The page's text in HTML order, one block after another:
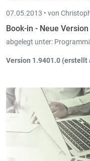
07.05.2013 • von
Book-in - Neue Version
abgelegt unter:
Version 1.9401.0 (erstellt
Umbuchungen hat
Konten zu verändern.